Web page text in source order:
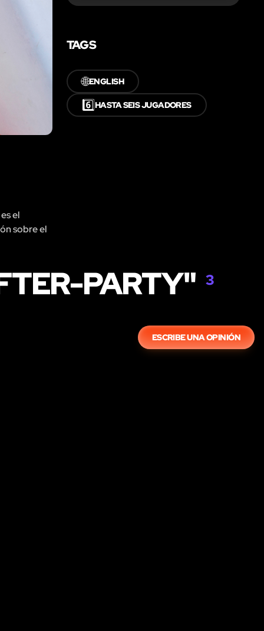
el
sobre el
TAGS
🌐ENGLISH
6️⃣HASTA SEIS JUGADORES
PARTY" 3
ESCRIBE UNA OPINIÓN